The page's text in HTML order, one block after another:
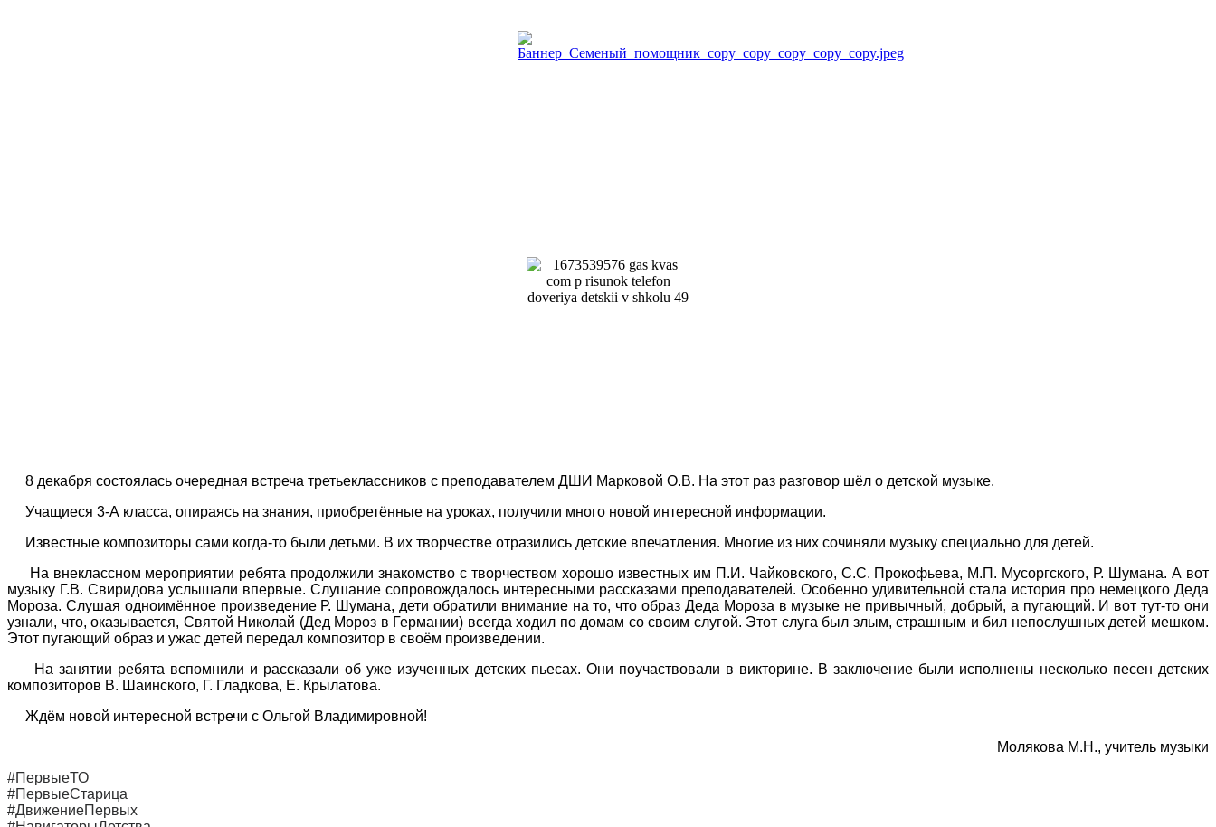
8 декабря состоялась очередная встреча третьеклассников с преподавателем ДШИ Марковой О.В. На этот раз разговор шёл о детской музыке.
Учащиеся 3-А класса, опираясь на знания, приобретённые на уроках, получили много новой интересной информации.
Известные композиторы сами когда-то были детьми. В их творчестве отразились детские впечатления. Многие из них сочиняли музыку специально для детей.
На внеклассном мероприятии ребята продолжили знакомство с творчеством хорошо известных им П.И. Чайковского, С.С. Прокофьева, М.П. Мусоргского, Р. Шумана. А вот
музыку Г.В. Свиридова услышали впервые. Слушание сопровождалось интересными рассказами преподавателей. Особенно удивительной стала история про немецкого Деда
Мороза. Слушая одноимённое произведение Р. Шумана, дети обратили внимание на то, что образ Деда Мороза в музыке не привычный, добрый, а пугающий. И вот тут-то они
узнали, что, оказывается, Святой Николай (Дед Мороз в Германии) всегда ходил по домам со своим слугой. Этот слуга был злым, страшным и бил непослушных детей мешком.
Этот пугающий образ и ужас детей передал композитор в своём произведении.
На занятии ребята вспомнили и рассказали об уже изученных детских пьесах. Они поучаствовали в викторине. В заключение были исполнены несколько песен детских
композиторов В. Шаинского, Г. Гладкова, Е. Крылатова.
Ждём новой интересной встречи с Ольгой Владимировной!
Молякова М.Н., учитель музыки
#ПервыеТО
#ПервыеСтарица
#ДвижениеПервых